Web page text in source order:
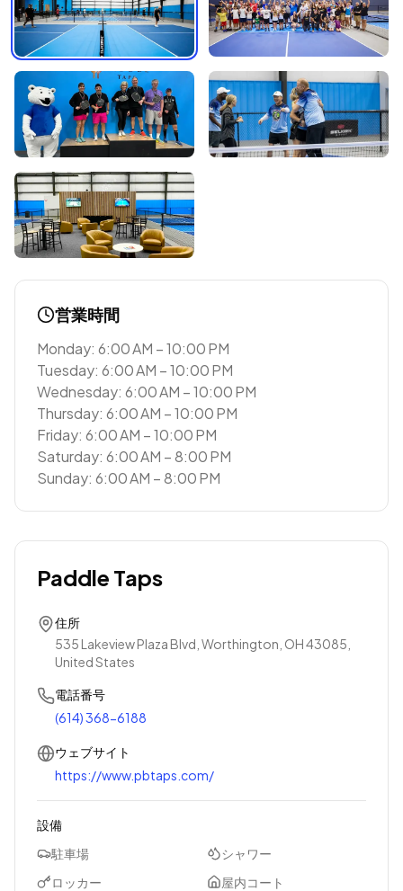
営業時間
Monday: 6:00 AM – 10:00 PM
Tuesday: 6:00 AM – 10:00 PM
Wednesday: 6:00 AM – 10:00 PM
Thursday: 6:00 AM – 10:00 PM
Friday: 6:00 AM – 10:00 PM
Saturday: 6:00 AM – 8:00 PM
Sunday: 6:00 AM – 8:00 PM
Paddle Taps
住所
535 Lakeview Plaza Blvd, Worthington, OH 43085,
United States
電話番号
(614) 368-6188
ウェブサイト
https://www.pbtaps.com/
設備
駐車場
シャワー
ロッカー
屋内コート